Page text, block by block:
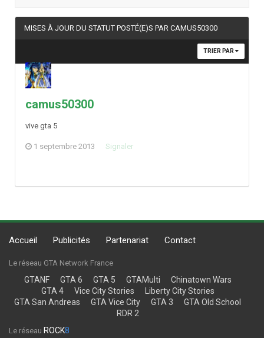
MISES À JOUR DU STATUT POSTÉ(E)S PAR CAMUS50300
TRIER PAR
camus50300
vive gta 5
1 septembre 2013 Signaler
Accueil Publicités Partenariat Contact
Le réseau GTA Network France
GTANF GTA 6 GTA 5 GTAMulti
Chinatown Wars
GTA 4
Vice City Stories
Liberty City Stories
GTA San Andreas
GTA Vice City GTA 3
GTA Old School
RDR 2
Le réseau ROCK8